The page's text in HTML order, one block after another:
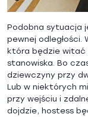
Podobna sytuacja
pewnej
która będzie witać
stanowiska. Bo
dziewczyny przy
Lub w niektórych
przy wejściu i
dojdzie, hostess